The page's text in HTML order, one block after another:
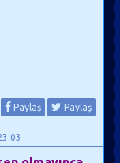
Yay
yetişkin
Paylaş Paylaş